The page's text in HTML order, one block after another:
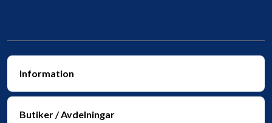
Information
Butiker / Avdelningar